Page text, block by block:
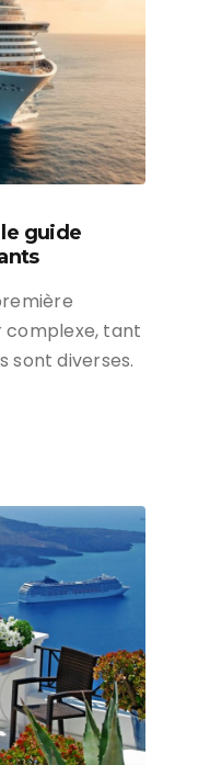
guide
complexe, tant
sont diverses.